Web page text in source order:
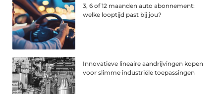
3, 6 of 12 maanden auto abonnement:
welke looptijd past bij jou?
Innovatieve lineaire aandrijvingen kopen
voor slimme industriële toepassingen